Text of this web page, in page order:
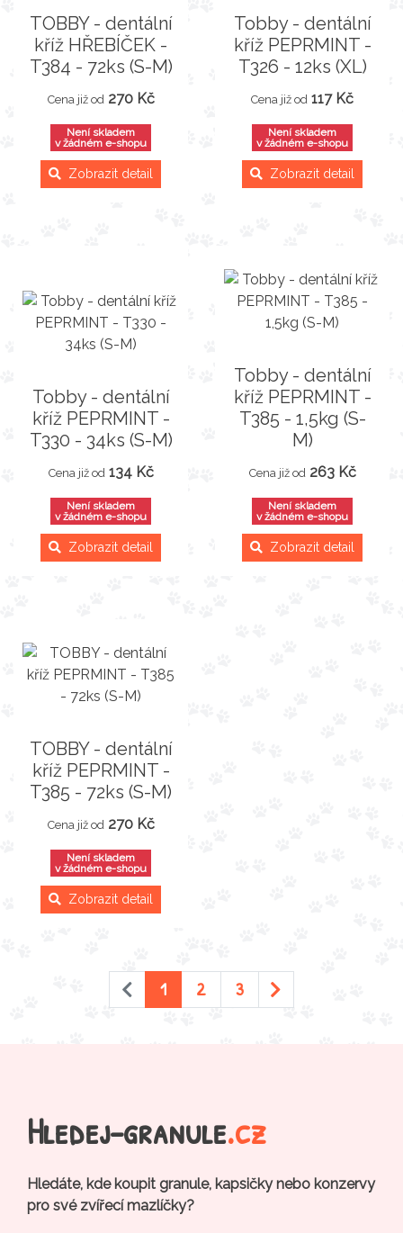
TOBBY - dentální
kříž HŘEBÍČEK -
T384 - 72ks (S-M)
Cena již od 270 Kč
Není skladem
v žádném e-shopu
Zobrazit detail
Tobby - dentální
kříž PEPRMINT -
T326 - 12ks (XL)
Cena již od 117 Kč
Není skladem
v žádném e-shopu
Zobrazit detail
Tobby - dentální
kříž PEPRMINT -
T330 - 34ks (S-M)
Cena již od 134 Kč
Není skladem
v žádném e-shopu
Zobrazit detail
Tobby - dentální
kříž PEPRMINT -
T385 - 1,5kg (S-
M)
Cena již od 263 Kč
Není skladem
v žádném e-shopu
Zobrazit detail
TOBBY - dentální
kříž PEPRMINT -
T385 - 72ks (S-M)
Cena již od 270 Kč
Není skladem
v žádném e-shopu
Zobrazit detail
1 2 3
Hledej-granule.cz
Hledáte, kde koupit granule, kapsičky nebo konzervy
pro své zvířecí mazlíčky?